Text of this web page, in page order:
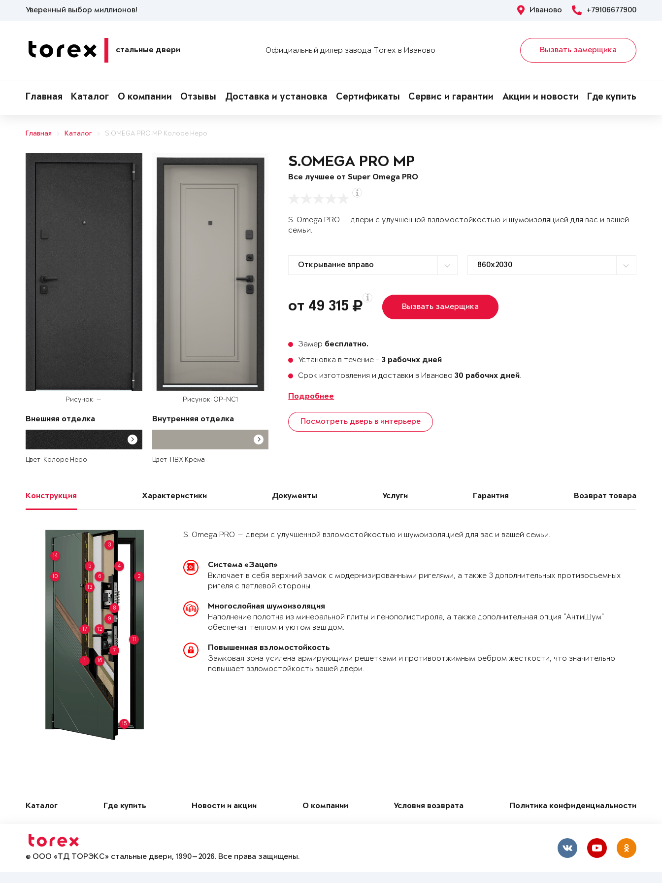
Уверенный выбор миллионов! Иваново +79106677900
стальные двери Официальный дилер завода Torex в Иваново Вызвать замерщика
Главная Каталог О компании Отзывы Доставка и установка Сертификаты Сервис и гарантии Акции и новости Где купить
Главная Каталог S.OMEGA PRO MP Колоре Неро
Рисунок: —
Внешняя отделка
Цвет: Колоре Неро
Рисунок: OP-NC1
Внутренняя отделка
Цвет: ПВХ Крема
S.OMEGA PRO MP
Все лучшее от Super Omega PRO
S. Omega PRO — двери с улучшенной взломостойкостью и шумоизоляцией для вас и вашей
семьи.
от 49 315 Вызвать замерщика
Замер бесплатно.
Установка в течение -3 рабочих дней
Срок изготовления и доставки в Иваново30 рабочих дней.
Подробнее
Посмотреть дверь в интерьере
Конструкция Характеристики Документы Услуги Гарантия Возврат товара
1
2
3
4
5
6
7
8
9
10
11
12
13
14
15
16
17
S. Omega PRO — двери с улучшенной взломостойкостью и шумоизоляцией для вас и вашей семьи.
Система «Зацеп»
Включает в себя верхний замок с модернизированными ригелями, а также 3 дополнительных противосъемных
ригеля с петлевой стороны.
Многослойная шумоизоляция
Наполнение полотна из минеральной плиты и пенополистирола, а также дополнительная опция "АнтиШум"
обеспечат теплом и уютом ваш дом.
Повышенная взломостойкость
Замковая зона усилена армирующими решетками и противоотжимным ребром жесткости, что значительно
повышает взломостойкость вашей двери.
Каталог Где купить Новости и акции О компании Условия возврата Политика конфиденциальности
© ООО «ТД ТОРЭКС» стальные двери, 1990—2026. Все права защищены.